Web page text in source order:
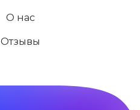
О нас
Отзывы